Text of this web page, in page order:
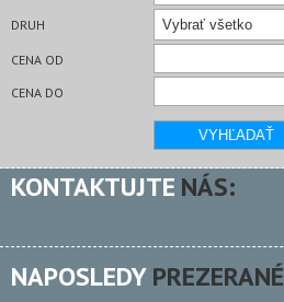
DRUH
CENA OD
CENA DO
KONTAKTUJTE NÁS:
NAPOSLEDYPREZERANÉ